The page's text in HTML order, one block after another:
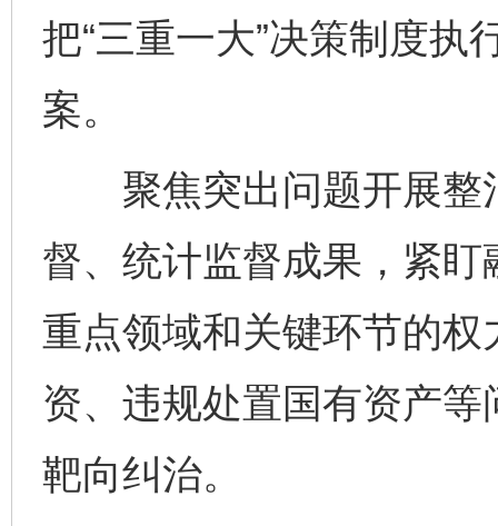
把“三重一大”决策制度执
案。
聚焦突出问题开展整
督、统计监督成果，紧
重点领域和关键环节的
资、违规处置国有资产
靶向纠治。